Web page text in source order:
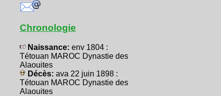
Chronologie
Naissance: env 1804 :
Tétouan MAROC Dynastie des
Alaouites
Décès: ava 22 juin 1898 :
Tétouan MAROC Dynastie des
Alaouites